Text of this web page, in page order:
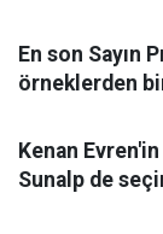
En son Sayın
örneklerden
Kenan
Sunalp de